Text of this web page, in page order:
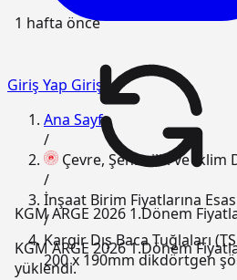
1 hafta önce
KGM ARGE 2026 1.Dönem
KGM ARGE 2026 1.Dönem
yüklendi.
Giriş Yap Giriş
Ana Sayfa
/
Çevre, Şehircilik ve İklim
/
İnşaat Birim Fiyatlarına
/
Kargir Dış Baca Tuğlaları
200 x 190mm dikdörtgen